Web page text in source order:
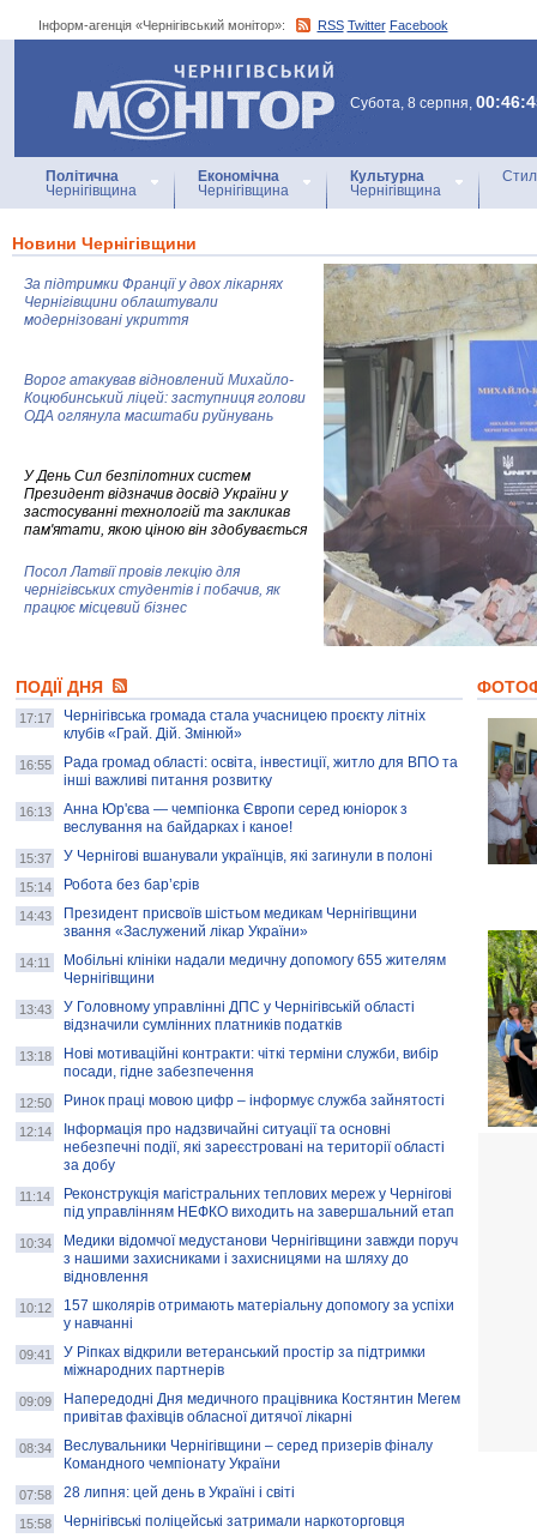
Інформ-агенція «Чернігівський монітор»: RSS Twitter Facebook
Інформ-агенція
«Чернігівський монітор»
Субота, 8 серпня,
Політична
Чернігівщина
Економічна
Чернігівщина
Культурна
Чернігівщина
Новини Чернігівщини
За підтримки Франції у двох лікарнях
Чернігівщини облаштували
модернізовані укриття
Ворог атакував відновлений Михайло-
Коцюбинський ліцей: заступниця голови
ОДА оглянула масштаби руйнувань
У День Сил безпілотних систем
Президент відзначив досвід України у
застосуванні технологій та закликав
пам'ятати, якою ціною він здобувається
Посол Латвії провів лекцію для
чернігівських студентів і побачив, як
працює місцевий бізнес
колекцію про війну, емоції та тварин
AB InBev Efes Україна підтримала
навчальний проєкт "Молодіжна бізнес-
школа", спрямований на розвиток
підприємництва у Чернігівській області
Золота тварина: видання Forbes
написало про чернігівця Патрона: хто і
скільки на ньому заробляє? І куди
витрачають?
ПОДІЇ ДНЯ
17:17
Чернігівська громада стала учасницею проєкту літніх
клубів «Грай. Дій. Змінюй»
16:55
Рада громад області: освіта, інвестиції, житло для ВПО та
інші важливі питання розвитку
16:13
Анна Юр'єва — чемпіонка Європи серед юніорок з
веслування на байдарках і каное!
15:37 У Чернігові вшанували українців, які загинули в полоні
15:14 Робота без бар’єрів
14:43
Президент присвоїв шістьом медикам Чернігівщини
звання «Заслужений лікар України»
14:11
Мобільні клініки надали медичну допомогу 655 жителям
Чернігівщини
13:43
У Головному управлінні ДПС у Чернігівській області
відзначили сумлінних платників податків
13:18
Нові мотиваційні контракти: чіткі терміни служби, вибір
посади, гідне забезпечення
12:50 Ринок праці мовою цифр – інформує служба зайнятості
12:14
Інформація про надзвичайні ситуації та основні
небезпечні події, які зареєстровані на території області
за добу
11:14
Реконструкція магістральних теплових мереж у Чернігові
під управлінням НЕФКО виходить на завершальний етап
10:34
Медики відомчої медустанови Чернігівщини завжди поруч
з нашими захисниками і захисницями на шляху до
відновлення
10:12
157 школярів отримають матеріальну допомогу за успіхи
у навчанні
09:41
У Ріпках відкрили ветеранський простір за підтримки
міжнародних партнерів
09:09
Напередодні Дня медичного працівника Костянтин Мегем
привітав фахівців обласної дитячої лікарні
08:34
Веслувальники Чернігівщини – серед призерів фіналу
Командного чемпіонату України
07:58 28 липня: цей день в Україні і світі
15:58 Чернігівські поліцейські затримали наркоторговця